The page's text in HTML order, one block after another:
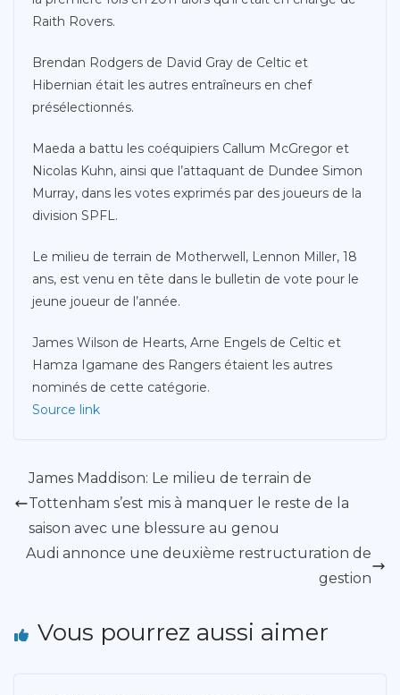
Raith Rovers.
Brendan Rodgers de David Gray de Celtic et
Hibernian était les autres entraîneurs en chef
présélectionnés.
Maeda a battu les coéquipiers Callum McGregor et
Nicolas Kuhn, ainsi que l’attaquant de Dundee Simon
Murray, dans les votes exprimés par des joueurs de la
division SPFL.
Le milieu de terrain de Motherwell, Lennon Miller, 18
ans, est venu en tête dans le bulletin de vote pour le
jeune joueur de l’année.
James Wilson de Hearts, Arne Engels de Celtic et
Hamza Igamane des Rangers étaient les autres
nominés de cette catégorie.
Source link
James Maddison: Le milieu de terrain de
Tottenham s’est mis à manquer le reste de la
saison avec une blessure au genou
Audi annonce une deuxième restructuration de
gestion
Vous pourrez aussi aimer